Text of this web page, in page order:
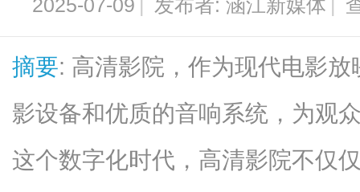
2025-07-09 | 发布者: 涵江新媒体 |
摘要: 高清影院，作为现代电影
影设备和优质的音响系统，为观
这个数字化时代，高清影院不仅